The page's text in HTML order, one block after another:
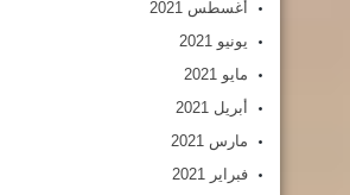
أغسطس 2021
يونيو 2021
مايو 2021
أبريل 2021
مارس 2021
فبراير 2021